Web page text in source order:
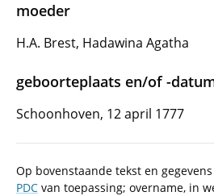
moeder
H.A. Brest, Hadawina Agatha
geboorteplaats en/of -
Schoonhoven, 12 april 1777
Op bovenstaande tekst en
PDC van toepassing; overname, in